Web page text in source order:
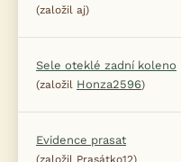
(založil aj)
Sele oteklé zadní koleno
(založil Honza2596)
Evidence prasat
(založil Prasátko12)